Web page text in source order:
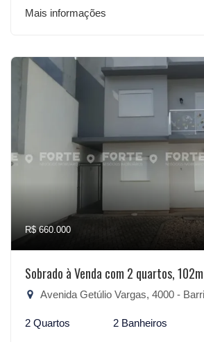
Mais informações
R$ 660.000
Sobrado à Venda com 2 quartos,
Avenida Getúlio Vargas, 4000 - Barrinha, São
2 Quartos 2 Banheiros